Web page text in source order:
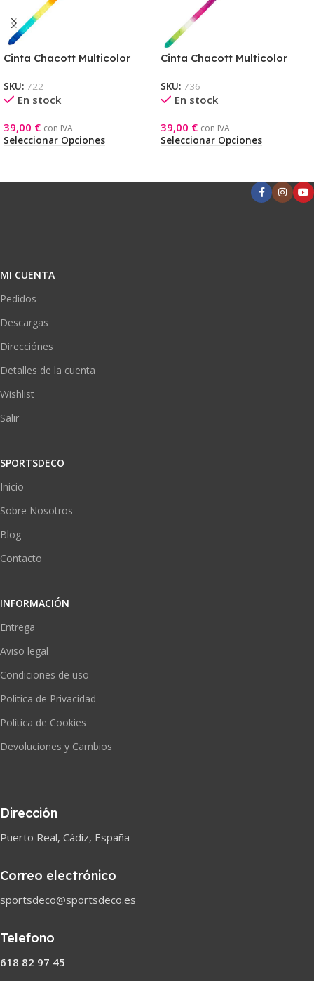
Cinta Chacott Multicolor
SKU: 722
En stock
39,00 € con IVA
Seleccionar Opciones
Cinta Chacott Multicolor
SKU: 736
En stock
39,00 € con IVA
Seleccionar Opciones
MI CUENTA
Pedidos
Descargas
Direcciónes
Detalles de la cuenta
Wishlist
Salir
SPORTSDECO
Inicio
Sobre Nosotros
Blog
Contacto
INFORMACIÓN
Entrega
Aviso legal
Condiciones de uso
Politica de Privacidad
Política de Cookies
Devoluciones y Cambios
Dirección
Puerto Real, Cádiz, España
Correo electrónico
sportsdeco@sportsdeco.es
Telefono
618 82 97 45